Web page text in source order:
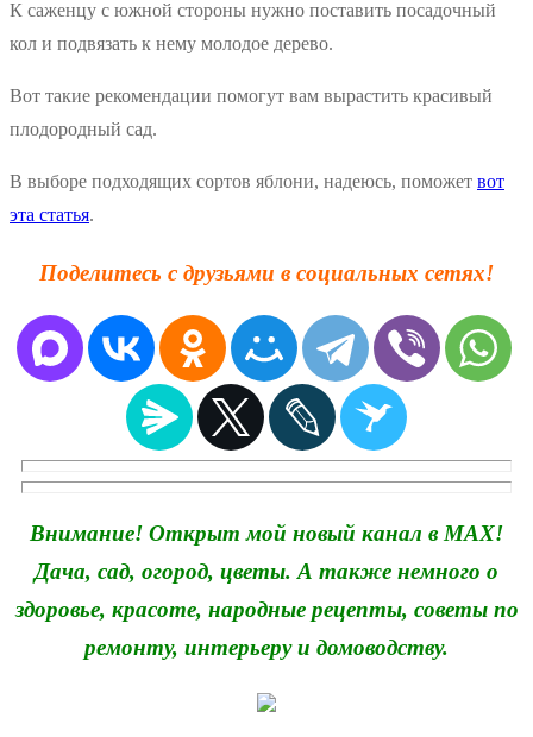
К саженцу с южной стороны нужно поставить посадочный
кол и подвязать к нему молодое дерево.
Вот такие рекомендации помогут вам вырастить красивый
плодородный сад.
В выборе подходящих сортов яблони, надеюсь, поможет вот
эта статья.
Поделитесь с друзьями в социальных сетях!
Внимание! Открыт мой новый канал в MAX!
Дача, сад, огород, цветы. А также немного о
здоровье, красоте, народные рецепты, советы по
ремонту, интерьеру и домоводству.